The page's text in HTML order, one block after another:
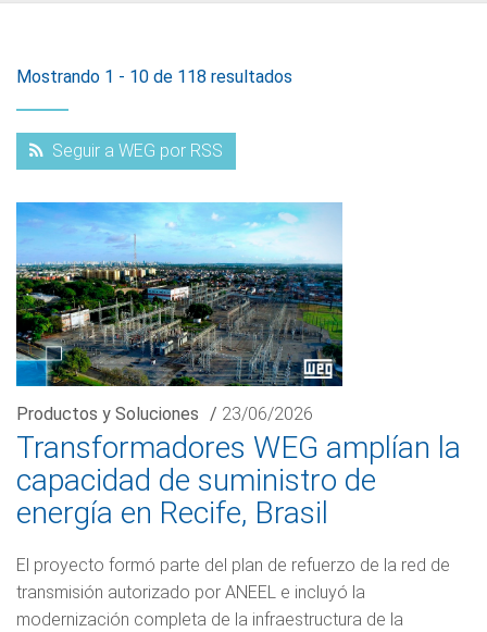
Mostrando 1 - 10 de 118 resultados
Seguir a WEG por RSS
Productos y Soluciones / 23/06/2026
Transformadores WEG amplían la
capacidad de suministro de
energía en Recife, Brasil
El proyecto formó parte del plan de refuerzo de la red de
transmisión autorizado por ANEEL e incluyó la
modernización completa de la infraestructura de la